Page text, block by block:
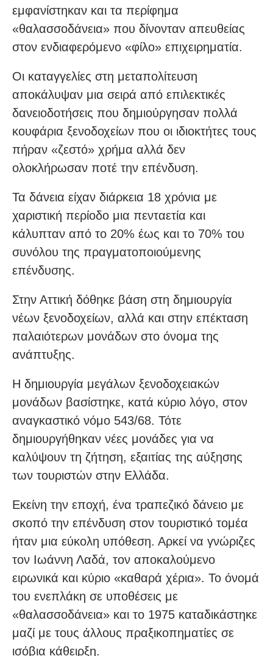
εμφανίστηκαν και τα περίφημα
«θαλασσοδάνεια» που δίνονταν απευθείας
στον ενδιαφερόμενο «φίλο» επιχειρηματία.
Οι καταγγελίες στη μεταπολίτευση
αποκάλυψαν μια σειρά από επιλεκτικές
δανειοδοτήσεις που δημιούργησαν πολλά
κουφάρια ξενοδοχείων που οι ιδιοκτήτες τους
πήραν «ζεστό» χρήμα αλλά δεν
ολοκλήρωσαν ποτέ την επένδυση.
Τα δάνεια είχαν διάρκεια 18 χρόνια με
χαριστική περίοδο μια πενταετία και
κάλυπταν από το 20% έως και το 70% του
συνόλου της πραγματοποιούμενης
επένδυσης.
Στην Αττική δόθηκε βάση στη δημιουργία
νέων ξενοδοχείων, αλλά και στην επέκταση
παλαιότερων μονάδων στο όνομα της
ανάπτυξης.
Η δημιουργία μεγάλων ξενοδοχειακών
μονάδων βασίστηκε, κατά κύριο λόγο, στον
αναγκαστικό νόμο 543/68. Τότε
δημιουργήθηκαν νέες μονάδες για να
καλύψουν τη ζήτηση, εξαιτίας της αύξησης
των τουριστών στην Ελλάδα.
Εκείνη την εποχή, ένα τραπεζικό δάνειο με
σκοπό την επένδυση στον τουριστικό τομέα
ήταν μια εύκολη υπόθεση. Αρκεί να γνώριζες
τον Ιωάννη Λαδά, τον αποκαλούμενο
ειρωνικά και κύριο «καθαρά χέρια». Το όνομά
του ενεπλάκη σε υποθέσεις με
«θαλασσοδάνεια» και το 1975 καταδικάστηκε
μαζί με τους άλλους πραξικοπηματίες σε
ισόβια κάθειρξη.